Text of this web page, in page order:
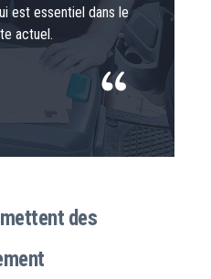
est essentiel dans le
actuel.
des